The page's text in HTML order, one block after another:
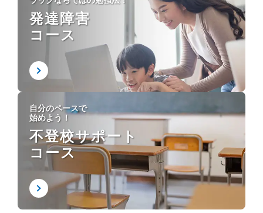
発達障害
コース
自分のペースで
始めよう！
不登校サポート
コース